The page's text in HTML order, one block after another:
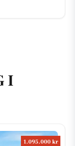
I
1.095.000 kr